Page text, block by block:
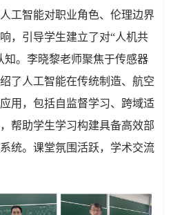
工智能对职业角色、伦理边界
，引导学生建立了对“人机共
知。李晓黎老师聚焦于传感器
了人工智能在传统制造、航空
用，包括自监督学习、跨域适
帮助学生学习构建具备高效部
统。课堂氛围活跃，学术交流